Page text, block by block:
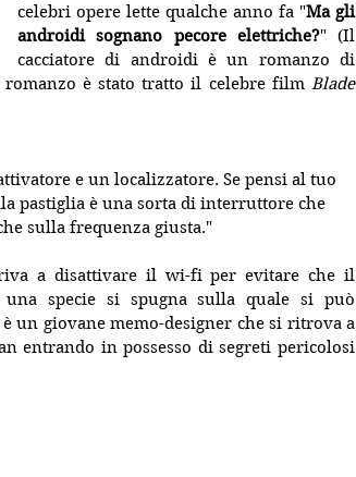
celebri opere lette qualche anno fa "Ma gli
androidi sognano pecore elettriche?" (Il
cacciatore di androidi è un romanzo di
è stato tratto il celebre film Blade
e un localizzatore. Se pensi al tuo
pastiglia è una sorta di interruttore che
sulla frequenza giusta."
a disattivare il wi-fi per evitare che il
una specie si spugna sulla quale si può
un giovane memo-designer che si ritrova a
entrando in possesso di segreti pericolosi